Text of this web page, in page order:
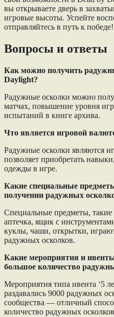
вы открываете дверь в
игровые высоты. Успейте
отправляйтесь в путь к победе!
Вопросы и ответы
Как можно получить
Daylight?
Радужные осколки можно
матчах, повышение уровня
испытаний в книге архива.
Что является игровой
Радужные осколки являются
позволяет приобретать
одежды в игре.
Какие специальные
получении радужных
Специальные предметы,
аптечка, ящик с
куклы, чаши, открытки,
радужных осколков.
Какие мероприятия и
большое количество
Мероприятия типа ивента ‘5
раздавались 9000 радужных
сообщества — отличный
количество радужных